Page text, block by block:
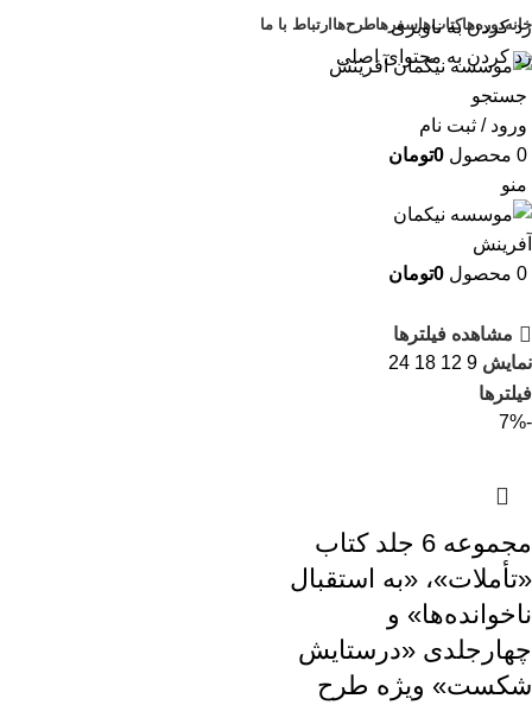
رد کردن به ناوبری
رد کردن به محتوای اصلی
خانهدوره‌هاکتاب‌هاسفرهاطرح‌ها ارتباط با ما
جستجو
ورود / ثبت نام
0 محصول 0تومان
منو
0 محصول 0تومان
مشاهده فیلترها
نمایش 9
12
18
24
فیلترها
-7%
مجموعه 6 جلد کتاب
«تأملات»، «به استقبال
ناخوانده‌ها» و
چهارجلدی «درستایش
شکست» ویژه طرح